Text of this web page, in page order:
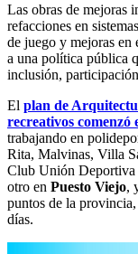
Las obras de mejoras
refacciones en
de juego y mejoras en
a una política pública
inclusión,
El plan de
recreativos comenzó
trabajando en
Rita, Malvinas, Villa
Club Unión Deportiva
otro en Puesto Viejo,
puntos de la
días.